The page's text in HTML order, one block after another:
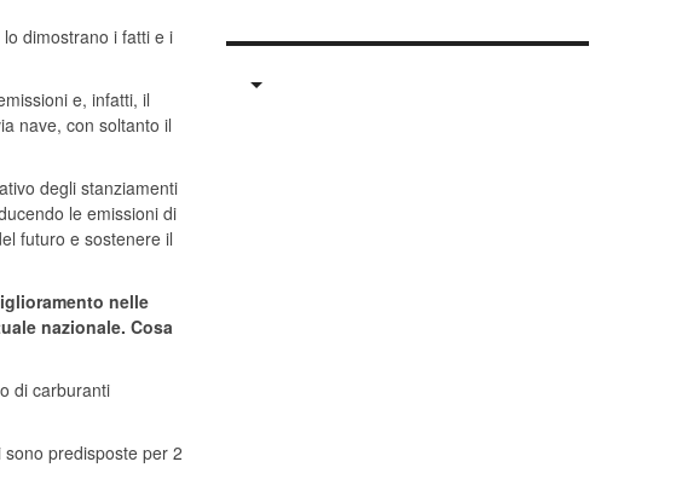
dimostrano i fatti e i
e, infatti, il
nave, con soltanto il
degli stanziamenti
le emissioni di
futuro e sostenere il
nelle
nazionale. Cosa
di carburanti
sono predisposte per 2